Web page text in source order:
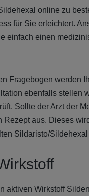
online zu
für Sie erleichtert.
einfach einen
Fragebogen werden
ebenfalls stellen
Sollte der Arzt der
Rezept aus. Dieses
Sildaristo/
aktiven Wirkstoff